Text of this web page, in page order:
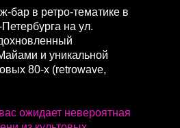
бар в ретро-тематике в
на ул.
и уникальной
80-х (retrowave,
ожидает невероятная